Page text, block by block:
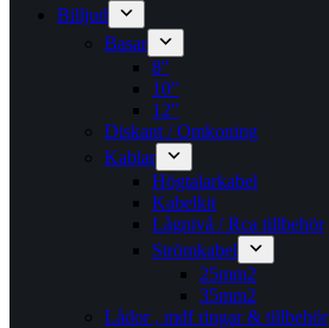
Billjud
Basar
8″
10″
12″
Diskant / Omkoning​
Kablar
Högtalarkabel
Kabelkit
Lågnivå / Rca tillbehör
Strömkabel
25mm2
35mm2
Lådor , mdf ringar & tillbehör